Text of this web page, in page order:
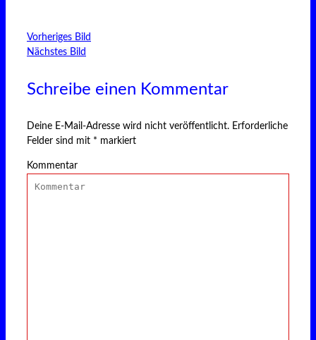
Vorheriges Bild
Nächstes Bild
Schreibe einen Kommentar
Deine E-Mail-Adresse wird nicht veröffentlicht. Erforderliche
Felder sind mit * markiert
Kommentar